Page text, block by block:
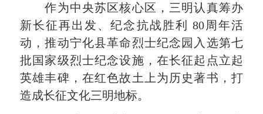
作为中央苏区核心区，三明认真筹办
新长征再出发、纪念抗战胜利 80周年活
动，推动宁化县革命烈士纪念园入选第七
批国家级烈士纪念设施，在长征起点立起
英雄丰碑，在红色故土上为历史著书，打
造成长征文化三明地标。